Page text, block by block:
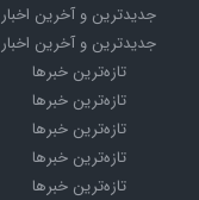
جدیدترین و آخرین اخبار
جدیدترین و آخرین اخبار
تازه‌ترین خبرها
تازه‌ترین خبرها
تازه‌ترین خبرها
تازه‌ترین خبرها
تازه‌ترین خبرها